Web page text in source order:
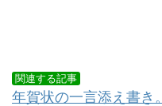
関連する記事
年賀状の一言添え書き